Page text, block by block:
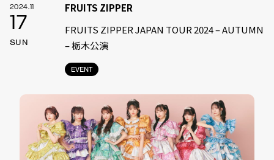
2024.11
17
SUN
EVENT
FRUITS ZIPPER
FRUITS ZIPPER JAPAN TOUR 2024 – AUTUMN
– 栃木公演